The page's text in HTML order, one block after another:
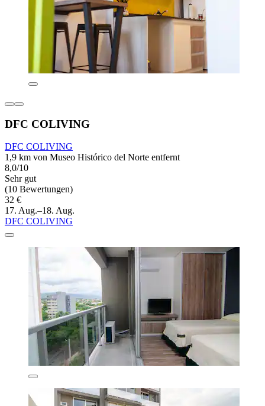
DFC COLIVING
DFC COLIVING
1,9 km von Museo Histórico del Norte entfernt
8,0/10
Sehr gut
(10 Bewertungen)
32 €
17. Aug.–18. Aug.
DFC COLIVING